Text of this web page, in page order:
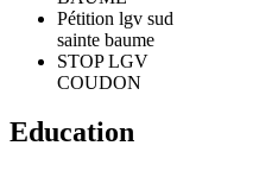
Pétition lgv sud
sainte baume
STOP LGV
COUDON
Education